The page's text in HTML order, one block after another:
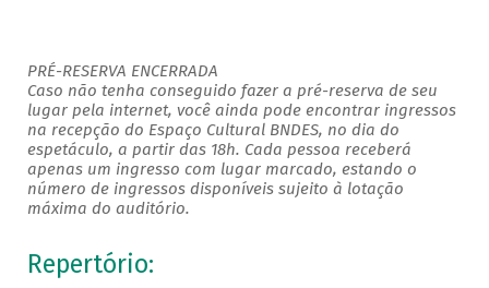
PRÉ-RESERVA ENCERRADA
Caso não tenha conseguido fazer a pré-reserva de seu
lugar pela internet, você ainda pode encontrar ingressos
na recepção do Espaço Cultural BNDES, no dia do
espetáculo, a partir das 18h. Cada pessoa receberá
apenas um ingresso com lugar marcado, estando o
número de ingressos disponíveis sujeito à lotação
máxima do auditório.
Repertório: